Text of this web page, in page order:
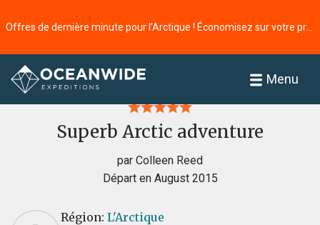
Menu
Accueil
Superb Arctic adventure
par Colleen Reed
Départ en August 2015
Région: L'Arctique